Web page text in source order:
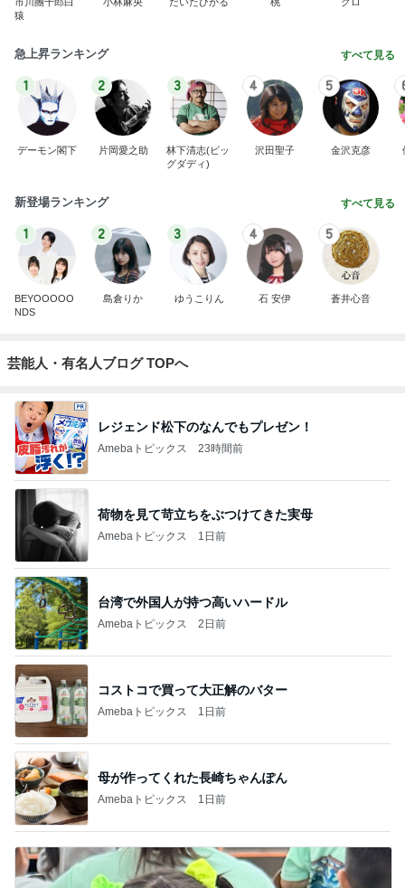
猿
急上昇ランキング すべて見る
1
デーモン閣下
2
片岡愛之助
3
林下清志(ビッ
グダディ)
4
沢田聖子
5
金沢克彦
新登場ランキング すべて見る
1
BEYOOOOO
NDS
2
島倉りか
3
ゆうこりん
4
石 安伊
5
蒼井心音
芸能人・有名人ブログ TOPへ
レジェンド松下のなんでもプレゼン！
Amebaトピックス 23時間前
荷物を見て苛立ちをぶつけてきた実母
Amebaトピックス 1日前
台湾で外国人が持つ高いハードル
Amebaトピックス 2日前
コストコで買って大正解のバター
Amebaトピックス 1日前
母が作ってくれた長崎ちゃんぽん
Amebaトピックス 1日前